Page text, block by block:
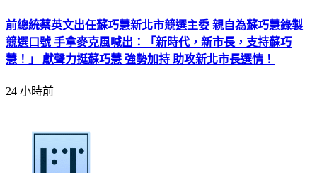
前總統蔡英文出任蘇巧慧新北市競選主委 親自為蘇巧慧錄製
競選口號 手拿麥克風喊出：「新時代，新市長，支持蘇巧
慧！」 獻聲力挺蘇巧慧 強勢加持 助攻新北市長選情！
24 小時前